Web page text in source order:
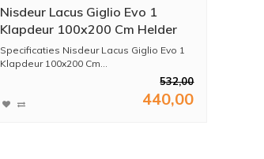
Nisdeur Lacus Giglio Evo 1
Klapdeur 100x200 Cm Helder
Glas Chroom
Specificaties Nisdeur Lacus Giglio Evo 1
Klapdeur 100x200 Cm...
532,00
440,00